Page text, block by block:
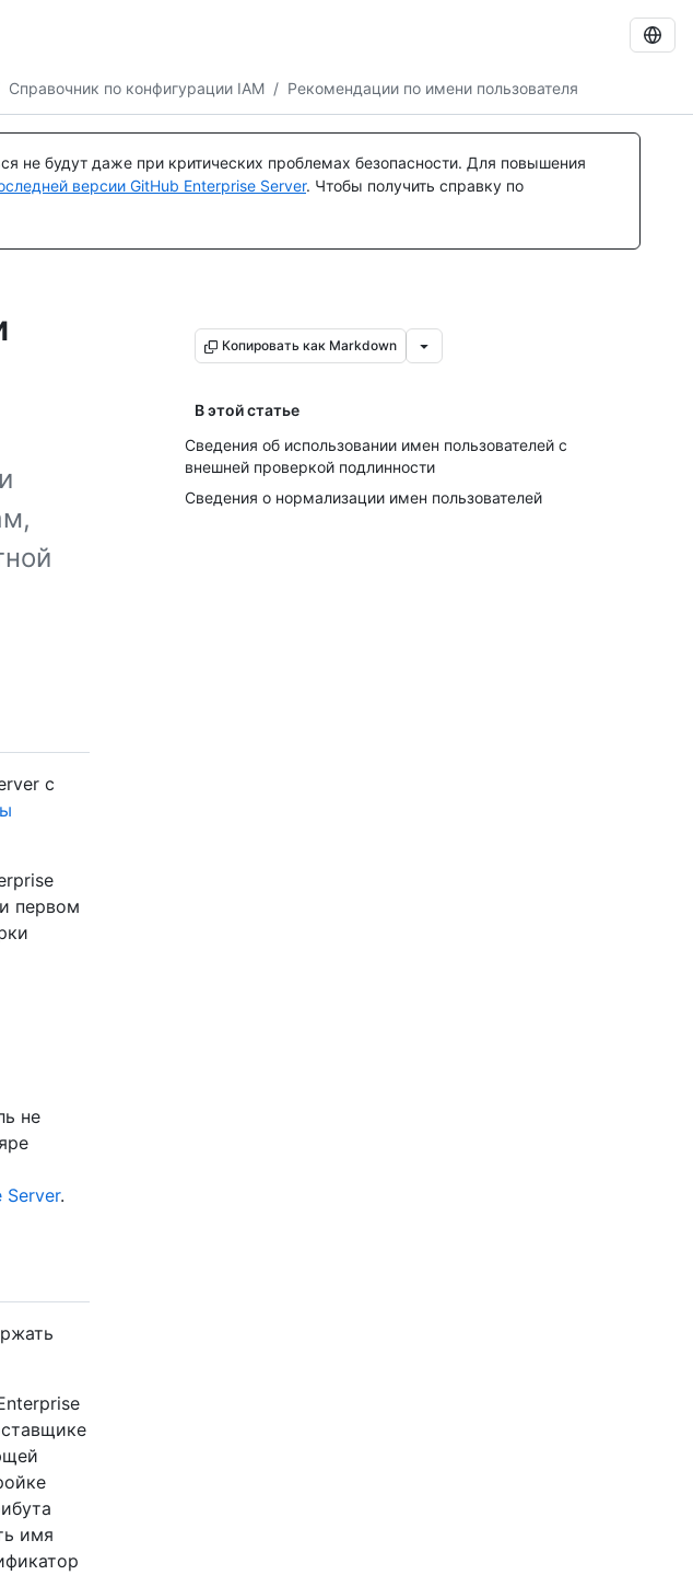
Справочник по конфигурации IAM / Рекомендации по имени пользователя
не будут даже при критических проблемах безопасности. Для повышения
версии GitHub Enterprise Server. Чтобы получить справку по
Копировать как Markdown
В этой статье
Сведения об использовании имен пользователей с
внешней проверкой подлинности
Сведения о нормализации имен пользователей
с
первом
не
Server.
имя